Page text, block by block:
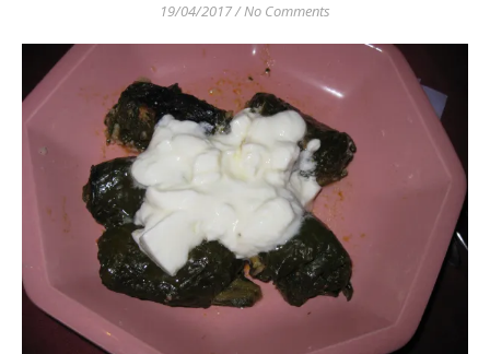
19/04/2017/No Comments